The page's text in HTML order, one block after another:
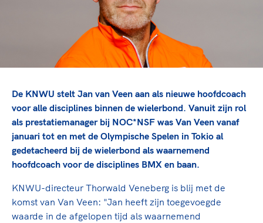
Sportakkoord II
TeamNL kids
Olympische geschiedenis
Nieuwspagina
Veilige en integere sport
Diversiteit en inclusie
Gezonde sportomgeving
Duurzaamheid
Vitale clubs en bestuurlijk kader
Sportmatch
Clubacties
Handboek Wet- en Regelgeving
Opleidingen en trainingen
TeamNL Academie Kalender
Kennisaanbod TeamNL Experts
TeamNL Sport Science Centre
Olympische Spelen LA28
Paralympische Spelen LA28
Europese Spelen Istanbul 2027
Topsportfinanciering
Maatschappelijke waarde topsport
De KNWU stelt Jan van Veen aan als nieuwe hoofdcoach
voor alle disciplines binnen de wielerbond. Vanuit zijn rol
als prestatiemanager bij NOC*NSF was Van Veen vanaf
januari tot en met de Olympische Spelen in Tokio al
gedetacheerd bij de wielerbond als waarnemend
hoofdcoach voor de disciplines BMX en baan.
KNWU-directeur Thorwald Veneberg is blij met de
komst van Van Veen: "Jan heeft zijn toegevoegde
waarde in de afgelopen tijd als waarnemend